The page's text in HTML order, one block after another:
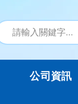
公司資訊